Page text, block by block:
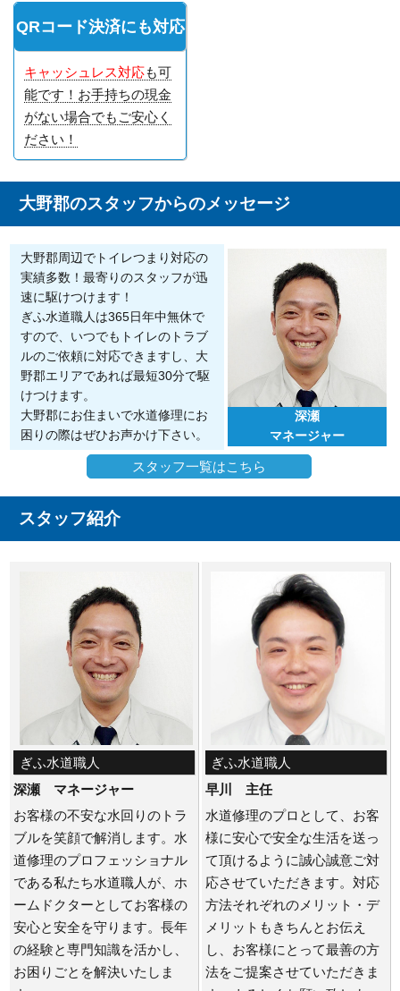
QRコード決済にも対応
キャッシュレス対応も可
能です！お手持ちの現金
がない場合でもご安心く
ださい！
大野郡のスタッフからのメッセージ
大野郡周辺でトイレつまり対応の
実績多数！最寄りのスタッフが迅
速に駆けつけます！
ぎふ水道職人は365日年中無休で
すので、いつでもトイレのトラブ
ルのご依頼に対応できますし、大
野郡エリアであれば最短30分で駆
けつけます。
大野郡にお住まいで水道修理にお
困りの際はぜひお声かけ下さい。
深瀬
マネージャー
スタッフ一覧はこちら
スタッフ紹介
ぎふ水道職人
深瀬 マネージャー
お客様の不安な水回りのトラ
ブルを笑顔で解消します。水
道修理のプロフェッショナル
である私たち水道職人が、ホ
ームドクターとしてお客様の
安心と安全を守ります。長年
の経験と専門知識を活かし、
お困りごとを解決いたしま
ぎふ水道職人
早川 主任
水道修理のプロとして、お客
様に安心で安全な生活を送っ
て頂けるように誠心誠意ご対
応させていただきます。対応
方法それぞれのメリット・デ
メリットもきちんとお伝え
し、お客様にとって最善の方
法をご提案させていただきま